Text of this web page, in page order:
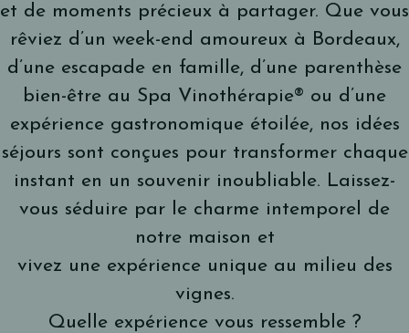
et de moments précieux à partager. Que vous
rêviez d’un week-end amoureux à Bordeaux,
d’une escapade en famille, d’une parenthèse
bien-être au Spa Vinothérapie® ou d’une
expérience gastronomique étoilée, nos idées
séjours sont conçues pour transformer chaque
instant en un souvenir inoubliable. Laissez-
vous séduire par le charme intemporel de
notre maison et
vivez une expérience unique au milieu des
vignes.
Quelle expérience vous ressemble ?